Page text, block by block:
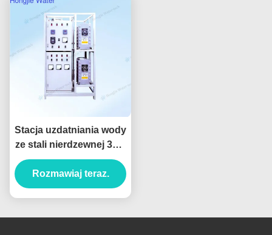
Stacja uzdatniania wody
ze stali nierdzewnej 316,
30 ton/h, przemysłowe
systemy wody ultra
czystej
Rozmawiaj teraz.